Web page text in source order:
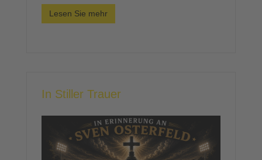
Lesen Sie mehr
In Stiller Trauer